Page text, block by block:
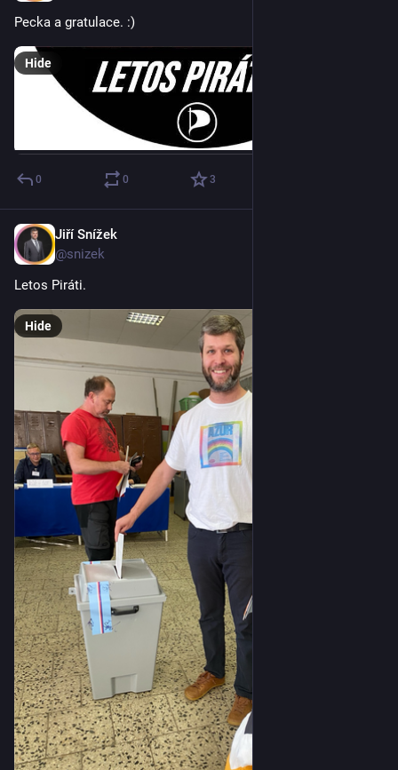
Pecka a gratulace. :)
Hide
0 0 3
Jiří Snížek
@snizek
Letos Piráti.
Hide